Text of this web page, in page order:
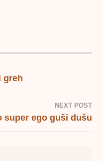
greh
NEXT POST
super ego guši dušu